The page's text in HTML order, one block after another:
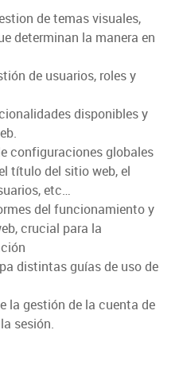
de temas visuales,
determinan la manera en
de usuarios, roles y
disponibles y
configuraciones globales
título del sitio web, el
etc…
del funcionamiento y
crucial para la
distintas guías de uso de
la gestión de la cuenta de
sesión.